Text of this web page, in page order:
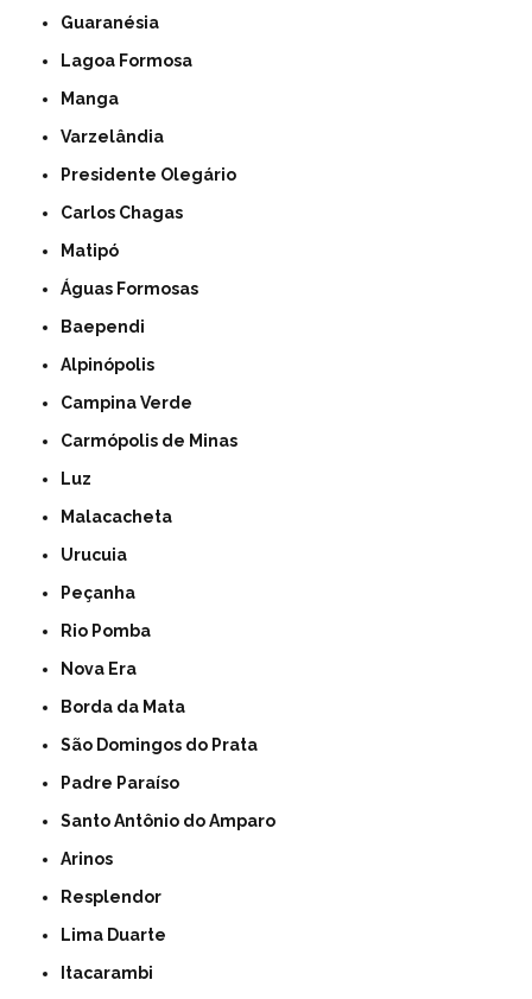
Guaranésia
Lagoa Formosa
Manga
Varzelândia
Presidente Olegário
Carlos Chagas
Matipó
Águas Formosas
Baependi
Alpinópolis
Campina Verde
Carmópolis de Minas
Luz
Malacacheta
Urucuia
Peçanha
Rio Pomba
Nova Era
Borda da Mata
São Domingos do Prata
Padre Paraíso
Santo Antônio do Amparo
Arinos
Resplendor
Lima Duarte
Itacarambi